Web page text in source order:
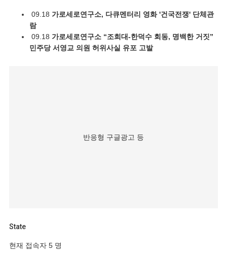
09.18 가로세로연구소, 다큐멘터리 영화 '건국전쟁' 단체관
람
09.18 가로세로연구소 “조희대-한덕수 회동, 명백한 거짓”
민주당 서영교 의원 허위사실 유포 고발
반응형 구글광고 등
State
현재 접속자 5 명